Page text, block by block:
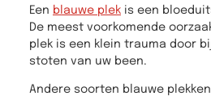
Een blauwe plek is een
De meest voorkomende
plek is een klein trauma door
stoten van uw been.
Andere soorten blauwe